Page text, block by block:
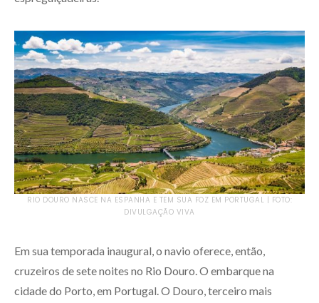
RIO DOURO NASCE NA ESPANHA E TEM SUA FOZ EM PORTUGAL | FOTO:
DIVULGAÇÃO VIVA
Em sua temporada inaugural, o navio oferece, então,
cruzeiros de sete noites no Rio Douro. O embarque na
cidade do Porto, em Portugal. O Douro, terceiro mais